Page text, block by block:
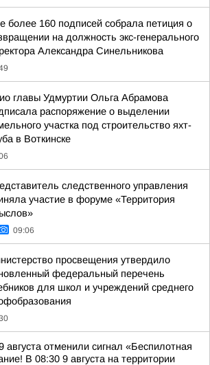
более 160 подписей собрала петиция о
на должность экс-генерального
Александра Синельникова
главы Удмуртии Ольга Абрамова
распоряжение о выделении
участка под строительство яхт-
в Воткинске
следственного управления
участие в форуме «Территория
09:06
просвещения утвердило
федеральный перечень
для школ и учреждений среднего
августа отменили сигнал «Беспилотная
В 08:30 9 августа на территории